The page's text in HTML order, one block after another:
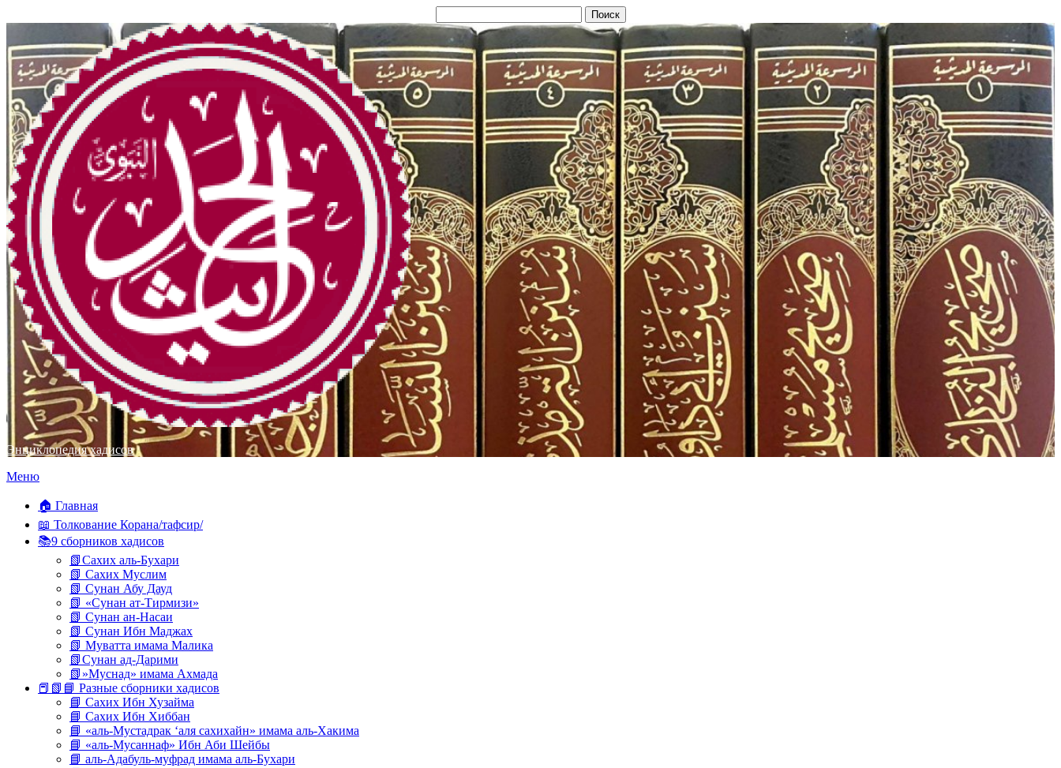
Энциклопедия хадисов
Перейти
содержимому
Меню
🏠 Главная
📖 Толкование Корана/тафсир/
📚9 сборников хадисов
📗Сахих аль-Бухари
📗 Сахих Муслим
📗 Сунан Абу Дауд
📗 «Сунан ат-Тирмизи»
📗 Сунан ан-Насаи
📗 Сунан Ибн Маджах
📗 Муватта имама Малика
📗Сунан ад-Дарими
📗»Муснад» имама Ахмада
📕📗📘 Разные сборники хадисов
📘 Сахих Ибн Хузайма
📘 Сахих Ибн Хиббан
📘 «аль-Мустадрак ‘аля сахихайн» имама аль-Хакима
📘 «аль-Мусаннаф» Ибн Аби Шейбы
📘 аль-Адабуль-муфрад имама аль-Бухари